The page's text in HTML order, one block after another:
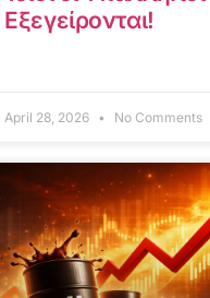
Εξεγείρονται!
April 28, 2026 No Comments